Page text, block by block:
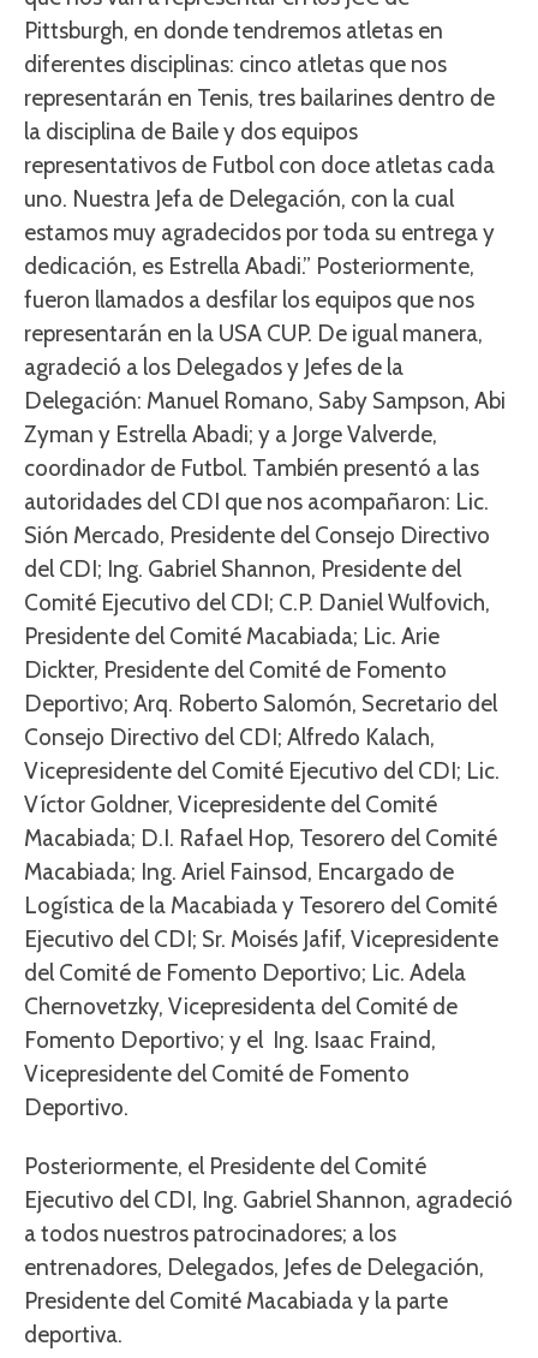
Pittsburgh, en donde tendremos atletas en
diferentes disciplinas: cinco atletas que nos
representarán en Tenis, tres bailarines dentro de
la disciplina de Baile y dos equipos
representativos de Futbol con doce atletas cada
uno. Nuestra Jefa de Delegación, con la cual
estamos muy agradecidos por toda su entrega y
dedicación, es Estrella Abadi.” Posteriormente,
fueron llamados a desfilar los equipos que nos
representarán en la USA CUP. De igual manera,
agradeció a los Delegados y Jefes de la
Delegación: Manuel Romano, Saby Sampson, Abi
Zyman y Estrella Abadi; y a Jorge Valverde,
coordinador de Futbol. También presentó a las
autoridades del CDI que nos acompañaron: Lic.
Sión Mercado, Presidente del Consejo Directivo
del CDI; Ing. Gabriel Shannon, Presidente del
Comité Ejecutivo del CDI; C.P. Daniel Wulfovich,
Presidente del Comité Macabiada; Lic. Arie
Dickter, Presidente del Comité de Fomento
Deportivo; Arq. Roberto Salomón, Secretario del
Consejo Directivo del CDI; Alfredo Kalach,
Vicepresidente del Comité Ejecutivo del CDI; Lic.
Víctor Goldner, Vicepresidente del Comité
Macabiada; D.I. Rafael Hop, Tesorero del Comité
Macabiada; Ing. Ariel Fainsod, Encargado de
Logística de la Macabiada y Tesorero del Comité
Ejecutivo del CDI; Sr. Moisés Jafif, Vicepresidente
del Comité de Fomento Deportivo; Lic. Adela
Chernovetzky, Vicepresidenta del Comité de
Fomento Deportivo; y el Ing. Isaac Fraind,
Vicepresidente del Comité de Fomento
Deportivo.
Posteriormente, el Presidente del Comité
Ejecutivo del CDI, Ing. Gabriel Shannon, agradeció
a todos nuestros patrocinadores; a los
entrenadores, Delegados, Jefes de Delegación,
Presidente del Comité Macabiada y la parte
deportiva.